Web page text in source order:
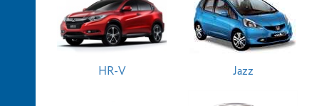
HR-V Jazz